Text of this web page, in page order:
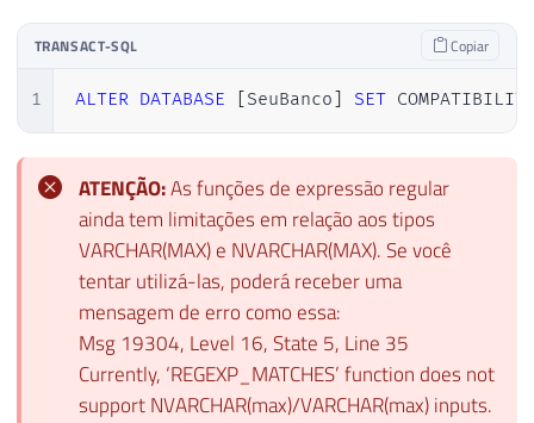
TRANSACT-SQL Copiar
1 ALTER DATABASE SeuBanco SET
ATENÇÃO:As funções de expressão regular
ainda tem limitações em relação aos tipos
VARCHAR(MAX) e NVARCHAR(MAX). Se você
tentar utilizá-las, poderá receber uma
mensagem de erro como essa:
Msg 19304, Level 16, State 5, Line 35
Currently, ‘REGEXP_MATCHES’ function does not
support NVARCHAR(max)/VARCHAR(max) inputs.